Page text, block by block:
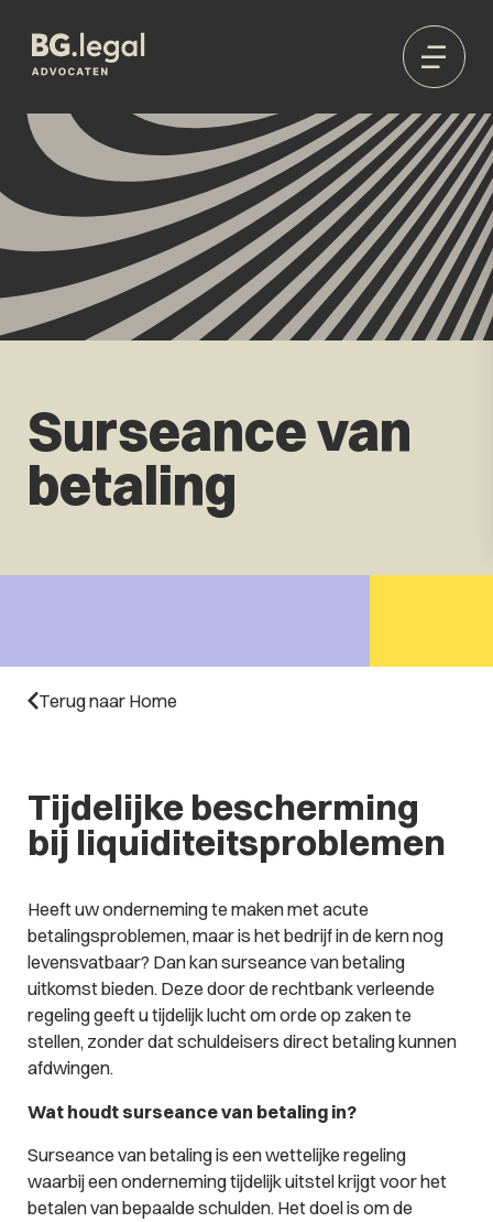
Surseance van
betaling
Terug naar Home
Tijdelijke bescherming
bij liquiditeitsproblemen
Heeft uw onderneming te maken met acute
betalingsproblemen, maar is het bedrijf in de kern nog
levensvatbaar? Dan kan surseance van betaling
uitkomst bieden. Deze door de rechtbank verleende
regeling geeft u tijdelijk lucht om orde op zaken te
stellen, zonder dat schuldeisers direct betaling kunnen
afdwingen.
Wat houdt surseance van betaling in?
Surseance van betaling is een wettelijke regeling
waarbij een onderneming tijdelijk uitstel krijgt voor het
betalen van bepaalde schulden. Het doel is om de